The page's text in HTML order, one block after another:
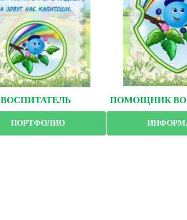
ВОСПИТАТЕЛЬ
ПОРТФОЛИО
ПОМОЩНИК